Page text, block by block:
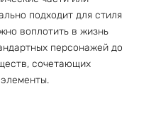
подходит для стиля
воплотить в жизнь
персонажей до
сочетающих